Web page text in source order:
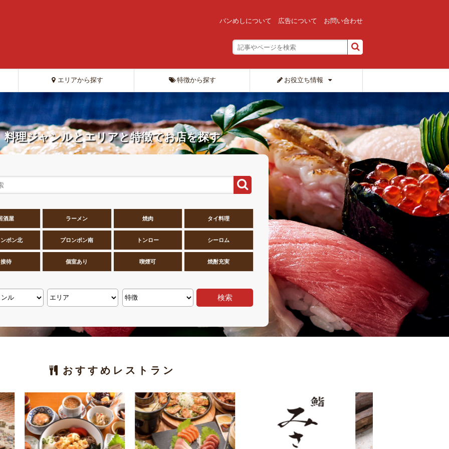
バンめしについて 広告について お問い合わせ
エリアから探す 特徴から探す お役立ち情報
料理ジャンルとエリアと特徴でお店を探す
酒屋 ラーメン 焼肉 タイ料理
ポン北 プロンポン南 トンロー シーロム
接待 個室あり 喫煙可 焼酎充実
検索
おすすめレストラン